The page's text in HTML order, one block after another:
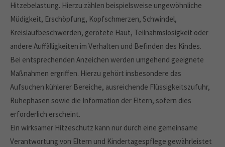
Hitzebelastung. Hierzu zählen beispielsweise ungewöhnliche
Müdigkeit, Erschöpfung, Kopfschmerzen, Schwindel,
Kreislaufbeschwerden, gerötete Haut, Teilnahmslosigkeit oder
andere Auffälligkeiten im Verhalten und Befinden des Kindes.
Bei entsprechenden Anzeichen werden umgehend geeignete
Maßnahmen ergriffen. Hierzu gehört insbesondere das
Aufsuchen kühlerer Bereiche, ausreichende Flüssigkeitszufuhr,
Ruhephasen sowie die Information der Eltern, sofern dies
erforderlich erscheint.
Ein wirksamer Hitzeschutz kann nur durch eine gemeinsame
Verantwortung von Eltern und Kindertagespflege gewährleistet